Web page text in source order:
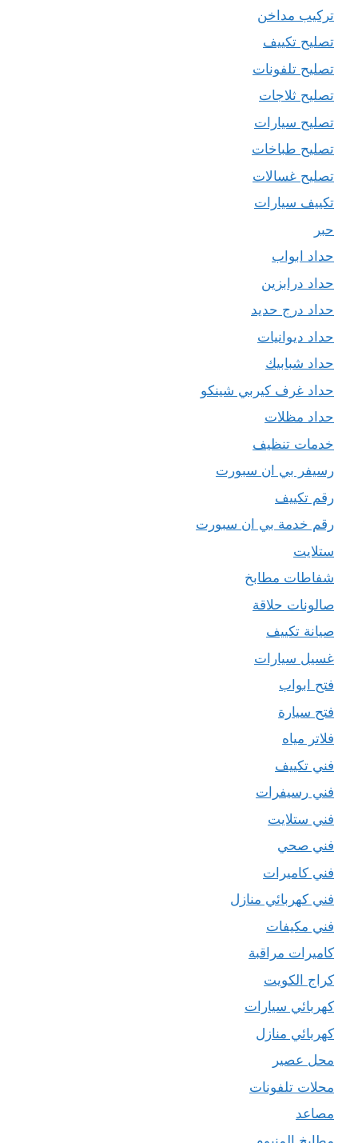
تركيب مداخن
تصليح تكييف
تصليح تلفونات
تصليح ثلاجات
تصليح سيارات
تصليح طباخات
تصليح غسالات
تكييف سيارات
حبر
حداد ابواب
حداد درابزين
حداد درج حديد
حداد ديوانيات
حداد شبابيك
حداد غرف كيربي شينكو
حداد مظلات
خدمات تنظيف
رسيفر بي ان سبورت
رقم تكييف
رقم خدمة بي ان سبورت
ستلايت
شفاطات مطابخ
صالونات حلاقة
صيانة تكييف
غسيل سيارات
فتح ابواب
فتح سيارة
فلاتر مياه
فني تكييف
فني رسيفرات
فني ستلايت
فني صحي
فني كاميرات
فني كهربائي منازل
فني مكيفات
كاميرات مراقبة
كراج الكويت
كهربائي سيارات
كهربائي منازل
محل عصير
محلات تلفونات
مصاعد